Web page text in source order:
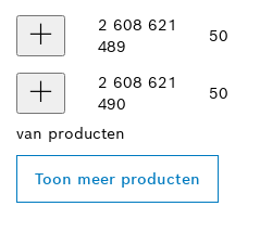
2 608 621
489
50
2 608 621
490
50
van producten
Toon meer producten